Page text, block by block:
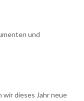
und
dieses Jahr neue